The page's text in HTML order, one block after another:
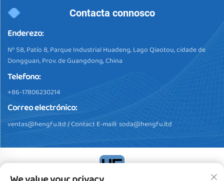
Contacta connosco
Enderezo:
Nº 58, Patío 8, Parque Industrial Huadeng, Lago Qiaotou, cidade de
Dongguan, Prov. de Guangdong, China
Telefono:
+86-17806230214
Correo electrónico:
ventas@hengfu.ltd/ Contact E-maill:soda@hengfu.ltd